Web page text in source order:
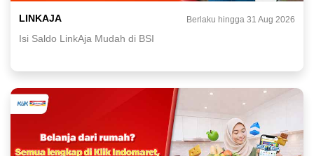
LINKAJA Berlaku hingga 31 Aug 2026
Isi Saldo LinkAja Mudah di BSI